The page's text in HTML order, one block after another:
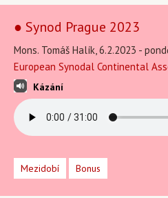
● Synod Prague 2023
Mons. Tomáš Halík, 6.2.2023 -
European Synodal Continental
Kázání
Mezidobí Bonus